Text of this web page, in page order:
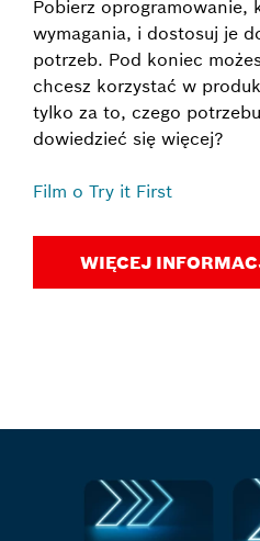
Pobierz oprogramowanie,
wymagania, i dostosuj je
potrzeb. Pod koniec
chcesz korzystać w
tylko za to, czego
dowiedzieć się więcej?
Film o Try it First
WIĘCEJ